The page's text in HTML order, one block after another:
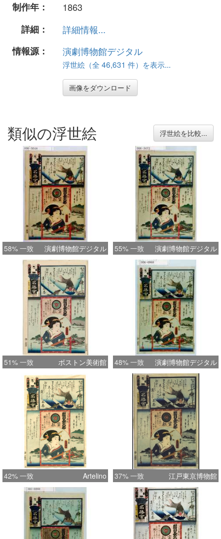
制作年：
1863
詳細：
詳細情報...
情報源：
演劇博物館デジタル
浮世絵（全 46,631 件）を表示...
画像をダウンロード
類似の浮世絵 浮世絵を比較...
58% 一致 演劇博物館デジタル 55% 一致 演劇博物館デジタル
51% 一致 ボストン美術館 48% 一致 演劇博物館デジタル
42% 一致 Artelino 37% 一致 江戸東京博物館